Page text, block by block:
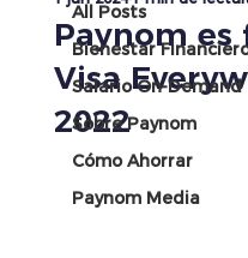
All Posts
Bienestar
Salario On-Demand
Sobre Paynom
Cómo Ahorrar
Paynom Media
Paynom
Visa
2022